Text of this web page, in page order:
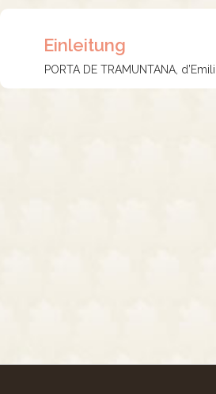
Einleitung
PORTA DE TRAMUNTANA,